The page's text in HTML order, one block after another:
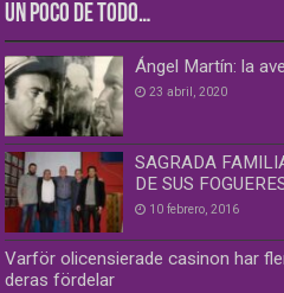
UN POCO DE TODO…
Ángel Martín: la
23 abril, 2020
SAGRADA
DE SUS
10 febrero, 2016
Varför olicensierade casinon har
deras fördelar